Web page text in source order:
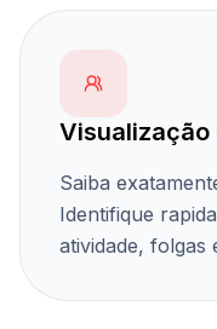
Visualização
Saiba
Identifique
atividade, folgas